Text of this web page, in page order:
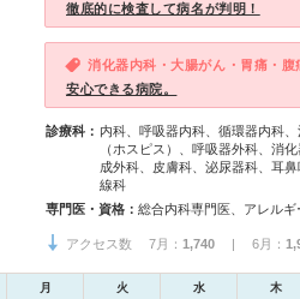
徹底的に検査して病名が判明！
消化器内科・大腸がん・胃痛・腹
安心できる病院。
診療科： 内科、呼吸器内科、循環器内科
（ホスピス）、呼吸器外科、消
成外科、皮膚科、泌尿器科、耳
線科
専門医・資格：
アクセス数 7月： 1,740 | 6月：
月 火 水 木